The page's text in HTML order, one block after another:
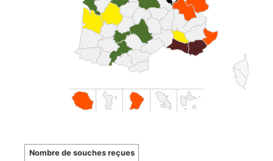
Nombre de souches reçues